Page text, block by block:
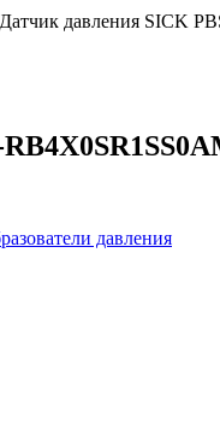
Датчик давления SICK
давления